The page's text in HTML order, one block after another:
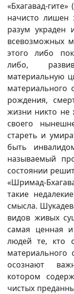
«Бхагавад-
начисто лишен
разум украден
всевозможных
этого либо
либо,
материальную
материального
рождения,
жизни никто не
своего
стареть и
быть
называемый
состоянии
«Шримад-
такие
смысла.
видов живых
самая ценная
людей те, кто
материального
осознают
котором
чистых